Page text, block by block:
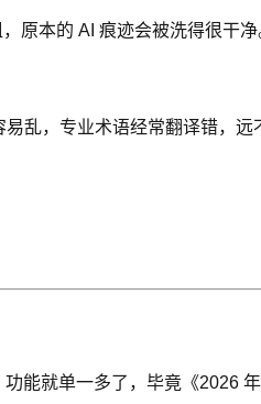
本的 AI 痕迹会被洗得很干
乱，专业术语经常翻译错，
能就单一多了，毕竟《2026